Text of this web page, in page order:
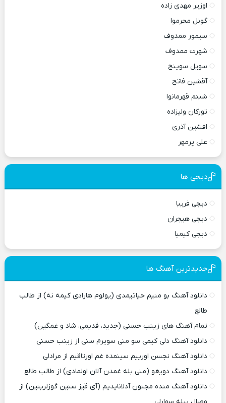
اوزیر مهدی زاده
گونل محرموا
سیمور ممدوف
شهرت ممدوف
سویل سوینج
آقشین فاتح
شبنم قهرمانوا
تورکان ولیزاده
افشین آذری
علی پرمهر
دیجی ها
دیجی فریبا
دیجی هیجران
دیجی کیمیا
جدیدترین آهنگ ها
دانلود آهنگ بو منیم حیاتیمدی (یولوم هارادی کیمه نه) از طالب
طالع
تمام آهنگ های زینب حسنی (جدید، قدیمی، شاد و غمگین)
دانلود آهنگ دلی کیمی سو منی سویرم سنی از زینب حسنی
دانلود آهنگ نجسن اورییم سینمده غم اورتاقیم از مرادلی
دانلود آهنگ دویغو (منی بله غمدن آلان اولمادی) از طالب طالع
دانلود آهنگ منده مجنون آدلانایدیم (آی قیز سنین گوزلرینین) از